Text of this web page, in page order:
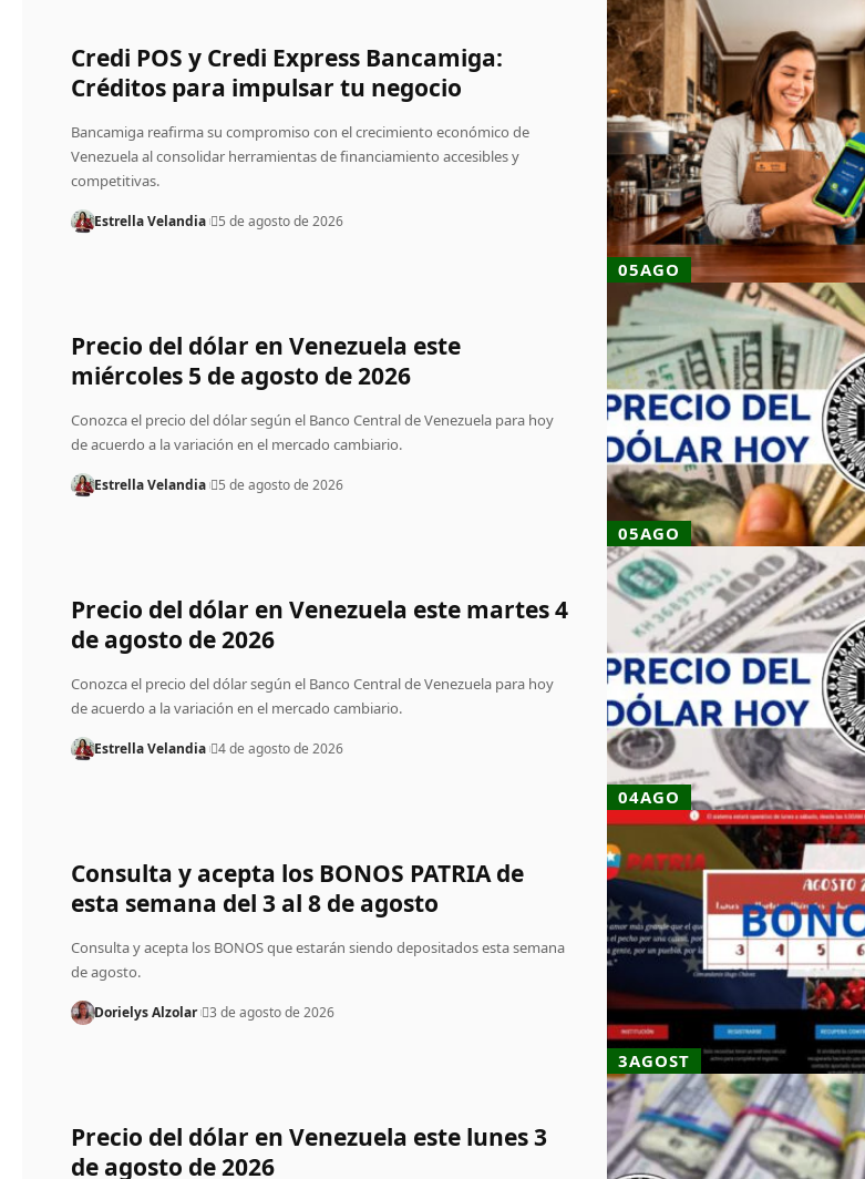
05AGO
Credi POS y Credi Express Bancamiga:
Créditos para impulsar tu negocio
Bancamiga reafirma su compromiso con el crecimiento económico de
Venezuela al consolidar herramientas de financiamiento accesibles y
competitivas.
Estrella Velandia 5 de agosto de 2026
05AGO
Precio del dólar en Venezuela este
miércoles 5 de agosto de 2026
Conozca el precio del dólar según el Banco Central de Venezuela para hoy
de acuerdo a la variación en el mercado cambiario.
Estrella Velandia 5 de agosto de 2026
04AGO
Precio del dólar en Venezuela este martes 4
de agosto de 2026
Conozca el precio del dólar según el Banco Central de Venezuela para hoy
de acuerdo a la variación en el mercado cambiario.
Estrella Velandia 4 de agosto de 2026
3AGOST
Consulta y acepta los BONOS PATRIA de
esta semana del 3 al 8 de agosto
Consulta y acepta los BONOS que estarán siendo depositados esta semana
de agosto.
Dorielys Alzolar 3 de agosto de 2026
Precio del dólar en Venezuela este lunes 3
de agosto de 2026